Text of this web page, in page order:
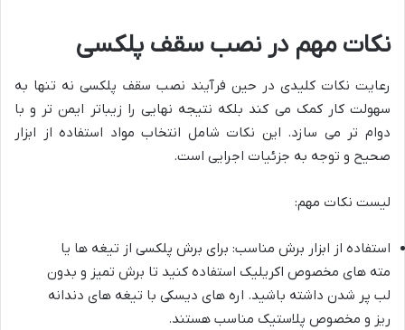
نکات مهم در نصب سقف پلکسی
رعایت نکات کلیدی در حین فرآیند نصب سقف پلکسی نه تنها به
سهولت کار کمک می کند بلکه نتیجه نهایی را زیباتر ایمن تر و با
دوام تر می سازد. این نکات شامل انتخاب مواد استفاده از ابزار
صحیح و توجه به جزئیات اجرایی است.
لیست نکات مهم:
استفاده از ابزار برش مناسب: برای برش پلکسی از تیغه ها یا
مته های مخصوص اکریلیک استفاده کنید تا برش تمیز و بدون
لب پر شدن داشته باشید. اره های دیسکی با تیغه های دندانه
ریز و مخصوص پلاستیک مناسب هستند.